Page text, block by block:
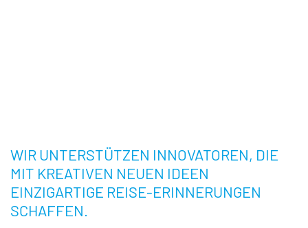
WIR UNTERSTÜTZEN INNOVATOREN, DIE
MIT KREATIVEN NEUEN IDEEN
EINZIGARTIGE REISE-ERINNERUNGEN
SCHAFFEN.